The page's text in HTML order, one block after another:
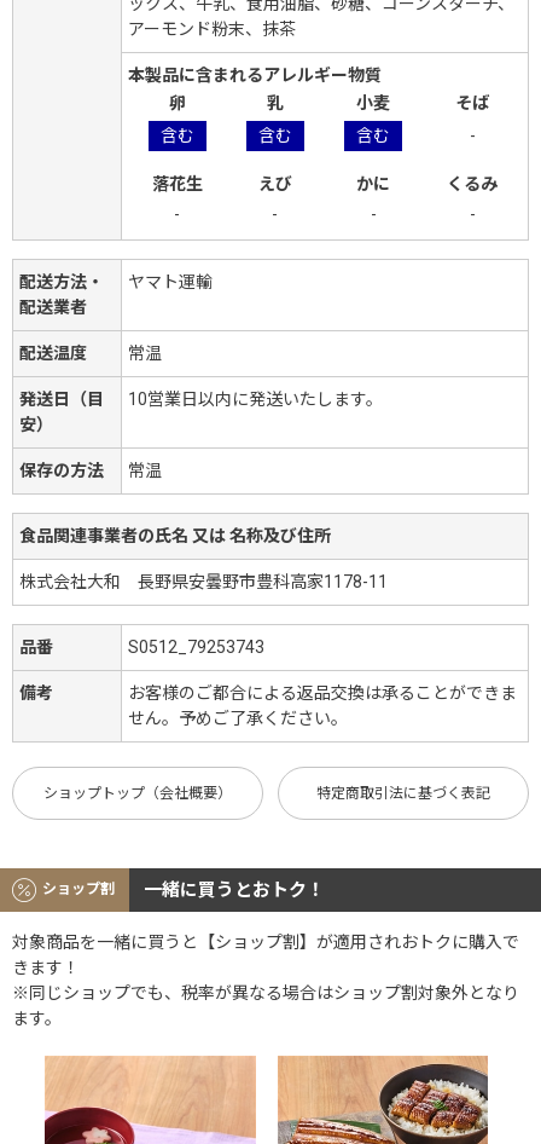
アーモンド粉末、抹茶
本製品に含まれるアレルギー物質
卵
乳 小麦
そば
含む
含む 含む -
落花生 えび かに
くるみ
-
- - -
配送方法・
配送業者
ヤマト運輸
配送温度 常温
発送日（目
安）
10営業日以内に発送いたします。
保存の方法 常温
食品関連事業者の氏名 又は 名称及び住所
株式会社大和 長野県安曇野市豊科高家1178-11
品番 S0512_79253743
備考
お客様のご都合による返品交換は承ることができま
せん。予めご了承ください。
ショップトップ（会社概要） 特定商取引法に基づく表記
ショップ割 一緒に買うとおトク！
対象商品を一緒に買うと【ショップ割】が適用されおトクに購入で
きます！
※同じショップでも、税率が異なる場合はショップ割対象外となり
ます。